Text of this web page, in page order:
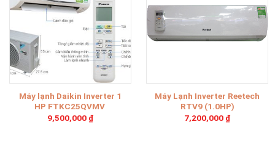
Máy lạnh Daikin Inverter 1
HP FTKC25QVMV
9,500,000 ₫
Máy Lạnh Inverter Reetech
RTV9 (1.0HP)
7,200,000 ₫